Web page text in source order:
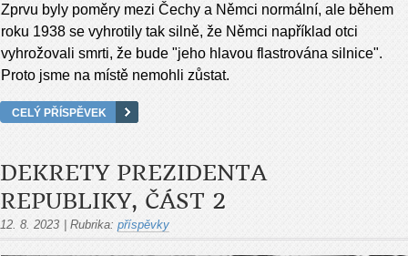
Zprvu byly poměry mezi Čechy a Němci normální, ale během
roku 1938 se vyhrotily tak silně, že Němci například otci
vyhrožovali smrti, že bude "jeho hlavou flastrována silnice".
Proto jsme na místě nemohli zůstat.
CELÝ PŘÍSPĚVEK
DEKRETY PREZIDENTA
REPUBLIKY, ČÁST 2
12. 8. 2023 Rubrika: příspěvky